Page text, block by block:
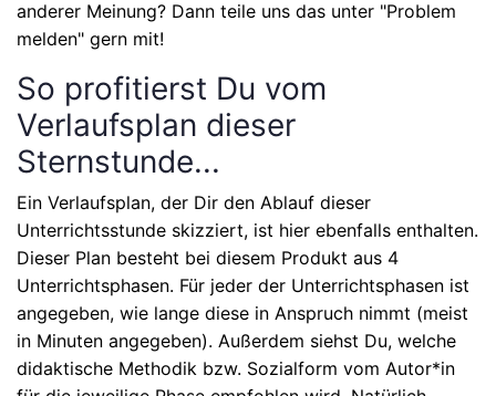
anderer Meinung? Dann teile uns das unter "Problem
melden" gern mit!
So profitierst Du vom
Verlaufsplan dieser
Sternstunde...
Ein Verlaufsplan, der Dir den Ablauf dieser
Unterrichtsstunde skizziert, ist hier ebenfalls enthalten.
Dieser Plan besteht bei diesem Produkt aus 4
Unterrichtsphasen. Für jeder der Unterrichtsphasen ist
angegeben, wie lange diese in Anspruch nimmt (meist
in Minuten angegeben). Außerdem siehst Du, welche
didaktische Methodik bzw. Sozialform vom Autor*in